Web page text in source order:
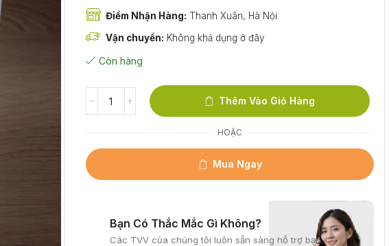
Điểm Nhận Hàng: Thanh Xuân, Hà Nội
Vận chuyển: Không khả dụng ở đây
Còn hàng
Thêm Vào Giỏ Hàng
HOẶC
Mua Ngay
Bạn Có Thắc Mắc Gì Không?
Các TVV của chúng tôiluôn sẵn sàng hỗ trợ bạn.